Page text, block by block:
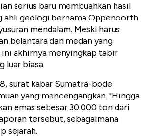
serius baru membuahkan hasil
ahli geologi bernama Oppenoorth
mendalam. Meski harus
belantara dan medan yang
ini akhirnya menyingkap tabir
luar biasa.
surat kabar Sumatra-bode
yang mencengangkan. "Hingga
emas sebesar 30.000 ton dari
tersebut, sebagaimana
sejarah.